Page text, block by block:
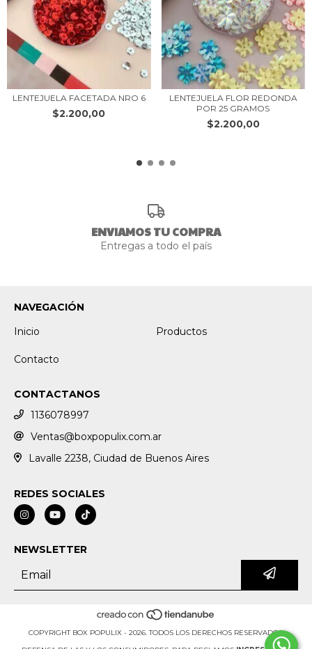
LENTEJUELA FACETADA NRO 6
$2.200,00
LENTEJUELA FLOR REDONDA
POR 25 GRAMOS
$2.200,00
ENVIAMOS TU COMPRA
Entregas a todo el país
NAVEGACIÓN
Inicio
Productos
Contacto
CONTACTANOS
1136078997
Ventas@boxpopulix.com.ar
Lavalle 2238, Ciudad de Buenos Aires
REDES SOCIALES
NEWSLETTER
COPYRIGHT BOX POPULIX - 2026. TODOS LOS DERECHOS RESERVADOS.